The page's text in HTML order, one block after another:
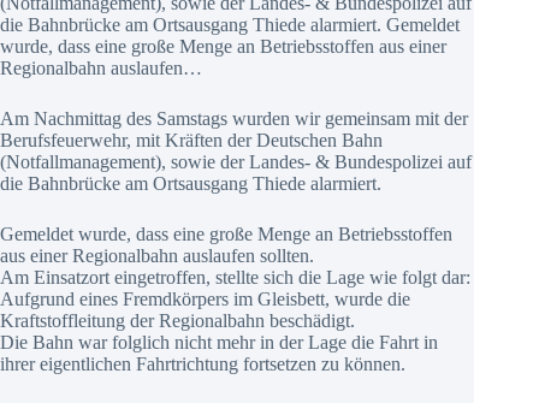
die Bahnbrücke am Ortsausgang Thiede alarmiert. Gemeldet
wurde, dass eine große Menge an Betriebsstoffen aus einer
Regionalbahn auslaufen…
Am Nachmittag des Samstags wurden wir gemeinsam mit der
Berufsfeuerwehr, mit Kräften der Deutschen Bahn
(Notfallmanagement), sowie der Landes- & Bundespolizei auf
die Bahnbrücke am Ortsausgang Thiede alarmiert.
Gemeldet wurde, dass eine große Menge an Betriebsstoffen
aus einer Regionalbahn auslaufen sollten.
Am Einsatzort eingetroffen, stellte sich die Lage wie folgt dar:
Aufgrund eines Fremdkörpers im Gleisbett, wurde die
Kraftstoffleitung der Regionalbahn beschädigt.
Die Bahn war folglich nicht mehr in der Lage die Fahrt in
ihrer eigentlichen Fahrtrichtung fortsetzen zu können.